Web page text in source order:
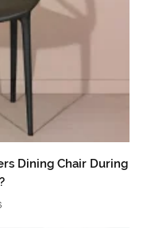
Dining Chair During